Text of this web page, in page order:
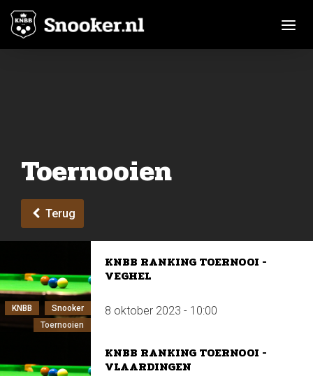
Toernooien
Terug
KNBB
Snooker
Toernooien
KNBB RANKING TOERNOOI -
VEGHEL
8 oktober 2023 - 10:00
KNBB RANKING TOERNOOI -
VLAARDINGEN